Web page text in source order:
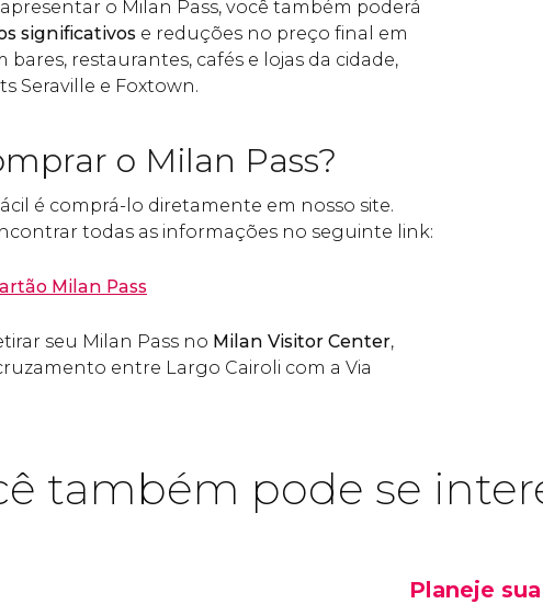
o Milan Pass, você também poderá
significativos e reduções no preço final em
bares, restaurantes, cafés e lojas da cidade,
Seraville e Foxtown.
o Milan Pass?
é comprá-lo diretamente em nosso site.
todas as informações no seguinte link:
Milan Pass
seu Milan Pass no Milan Visitor Center,
entre Largo Cairoli com a Via
também pode se
Planeje sua